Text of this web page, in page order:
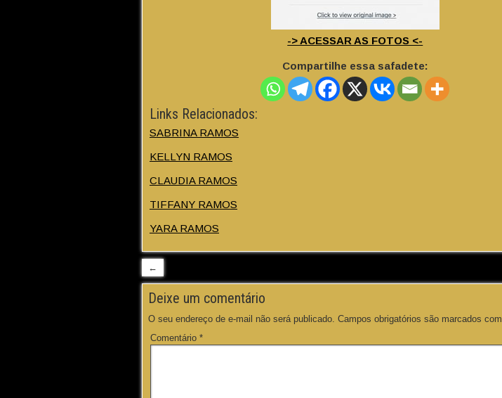
-> ACESSAR AS FOTOS <-
Compartilhe essa safadete:
Links Relacionados:
SABRINA RAMOS
KELLYN RAMOS
CLAUDIA RAMOS
TIFFANY RAMOS
YARA RAMOS
←
Deixe um comentário
O seu endereço de e-mail não será publicado. Campos obrigatórios são marcados com
Comentário *